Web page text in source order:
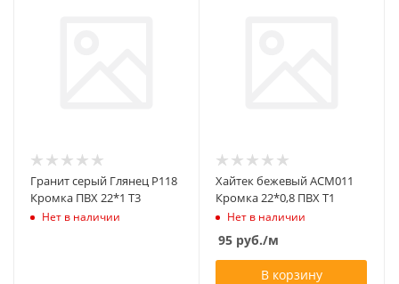
Гранит серый Глянец Р118
Кромка ПВХ 22*1 Т3
Нет в наличии
Хайтек бежевый ACM011
Кромка 22*0,8 ПВХ Т1
Нет в наличии
95 руб./м
В корзину